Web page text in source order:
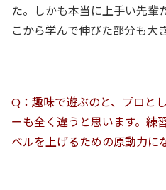
た。しかも本当に上手い先輩
こから学んで伸びた部分も大
Q：趣味で遊ぶのと、プロと
ーも全く違うと思います。練
ベルを上げるための原動力に